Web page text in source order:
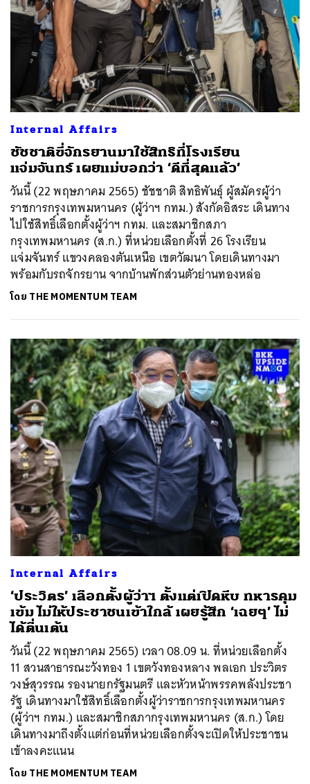
Internal Affairs
ชัชชาติขี่จักรยานมาใช้สิทธิที่โรงเรียน
แจ่มจันทร์ เผยแม่บอกว่า ‘ดีที่สุดแล้ว’
วันนี้ (22 พฤษภาคม 2565) ชัชชาติ สิทธิพันธุ์ ผู้สมัครผู้ว่า
ราชการกรุงเทพมหานคร (ผู้ว่าฯ กทม.) สังกัดอิสระ เดินทาง
ไปใช้สิทธิ์เลือกตั้งผู้ว่าฯ กทม. และสมาชิกสภา
กรุงเทพมหานคร (ส.ก.) ที่หน่วยเลือกตั้งที่ 26 โรงเรียน
แจ่มจันทร์ แขวงคลองตันเหนือ เขตวัฒนา โดยเดินทางมา
พร้อมกับรถจักรยาน จากบ้านพักส่วนตัวย่านทองหล่อ
โดย THE MOMENTUM TEAM
Internal Affairs
‘ประวิตร’ เลือกตั้งผู้ว่าฯ ตั้งแต่เปิดหีบ ทหารคุม
เข้ม ไม่ให้ประชาชนเข้าใกล้ เผยรู้สึก ‘เฉยๆ’ ไม่
ได้ตื่นเต้น
วันนี้ (22 พฤษภาคม 2565) เวลา 08.09 น. ที่หน่วยเลือกตั้ง
11 สวนสาธารณะวังทอง 1 เขตวังทองหลาง พลเอก ประวิตร
วงษ์สุวรรณ รองนายกรัฐมนตรี และหัวหน้าพรรคพลังประชา
รัฐ เดินทางมาใช้สิทธิ์เลือกตั้งผู้ว่าราชการกรุงเทพมหานคร
(ผู้ว่าฯ กทม.) และสมาชิกสภากรุงเทพมหานคร (ส.ก.) โดย
เดินทางมาถึงตั้งแต่ก่อนที่หน่วยเลือกตั้งจะเปิดให้ประชาชน
เข้าลงคะแนน
โดย THE MOMENTUM TEAM